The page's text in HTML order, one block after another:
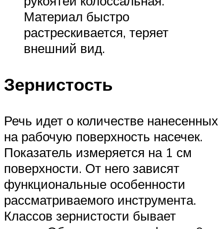
Материал быстро
растрескивается, теряет
внешний вид.
Зернистость
Речь идет о количестве нанесенных
на рабочую поверхность насечек.
Показатель измеряется на 1 см
поверхности. От него зависят
функциональные особенности
рассматриваемого инструмента.
Классов зернистости бывает